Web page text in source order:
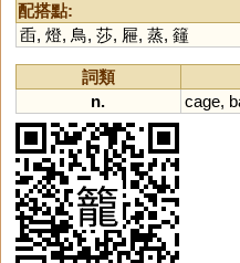
配搭點:
臿, 燈, 鳥, 莎, 屜, 蒸, 籦
詞類
n.
cage,